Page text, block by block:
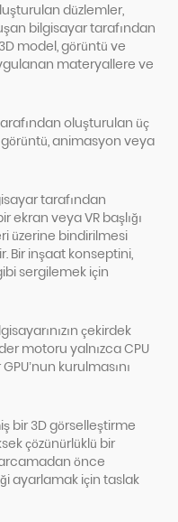
düzlemler,
bilgisayar tarafından
model, görüntü ve
materyallere ve
oluşturulan üç
animasyon veya
tarafından
veya VR başlığı
üzerine bindirilmesi
Bir inşaat konseptini,
sergilemek için
çekirdek
motoru yalnızca CPU
kurulmasını
bir 3D görselleştirme
çözünürlüklü bir
önce
ayarlamak için taslak